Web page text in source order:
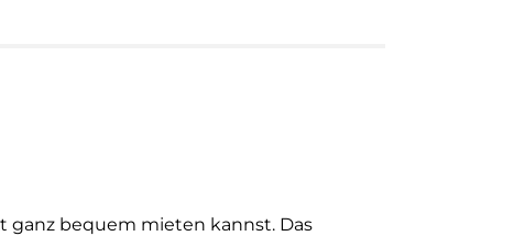
ganz bequem mieten kannst. Das